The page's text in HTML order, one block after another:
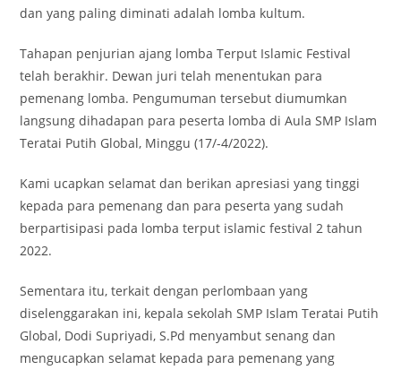
dan yang paling diminati adalah lomba kultum.
Tahapan penjurian ajang lomba Terput Islamic Festival
telah berakhir. Dewan juri telah menentukan para
pemenang lomba. Pengumuman tersebut diumumkan
langsung dihadapan para peserta lomba di Aula SMP Islam
Teratai Putih Global, Minggu (17/-4/2022).
Kami ucapkan selamat dan berikan apresiasi yang tinggi
kepada para pemenang dan para peserta yang sudah
berpartisipasi pada lomba terput islamic festival 2 tahun
2022.
Sementara itu, terkait dengan perlombaan yang
diselenggarakan ini, kepala sekolah SMP Islam Teratai Putih
Global, Dodi Supriyadi, S.Pd menyambut senang dan
mengucapkan selamat kepada para pemenang yang